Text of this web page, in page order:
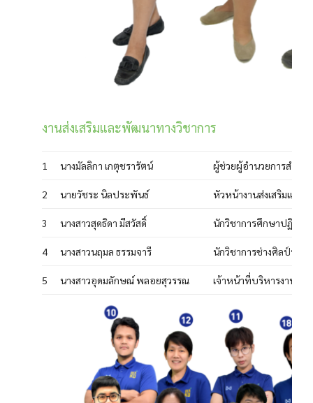
งานส่งเสริมและพัฒนาทางวิชาการ
1 นางมัลลิกา เกตุชรารัตน์ ผู้ช่วยผู้อำนวยการสำนัก
2 นายวัชระ นิลประพันธ์ หัวหน้างานส่งเสริมและ
3 นางสาวสุดธิดา มีสวัสดิ์ นักวิชาการศึกษาปฏิบัติก
4 นางสาวนฤมล ธรรมจารี นักวิชาการช่างศิลป์ปฏิบั
5 นางสาวอุดมลักษณ์ พลอยสุวรรณ เจ้าหน้าที่บริหารงานทั่ว